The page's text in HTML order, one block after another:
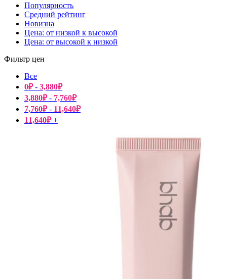
Популярность
Средний рейтинг
Новизна
Цена: от низкой к высокой
Цена: от высокой к низкой
Фильтр цен
Все
0₽- 3,880₽
3,880₽- 7,760₽
7,760₽- 11,640₽
11,640₽+